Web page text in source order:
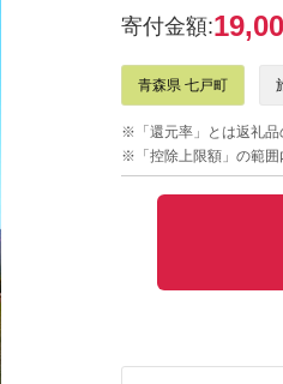
寄付金額:
青森県 七戸町
※「還元率」とは返礼品
※「控除上限額」の範囲